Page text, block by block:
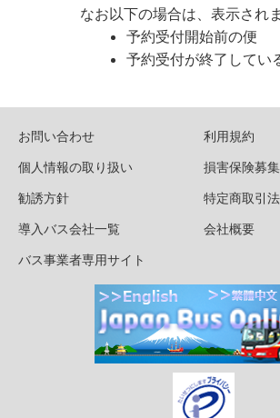
なお以下の場合は、表示され
予約受付開始前の便
予約受付が終了してい
お問い合わせ
利用規約
個人情報の取り扱い
損害保険募
勧誘方針
特定商取引
導入バス会社一覧
会社概要
バス事業者専用サイト